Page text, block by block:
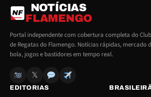
NF
NOTÍCIAS
FLAMENGO
Portal independente com cobertura completa do
de Regatas do Flamengo. Notícias rápidas, mercado
bola, jogos e bastidores em tempo real.
𝕏
EDITORIAS